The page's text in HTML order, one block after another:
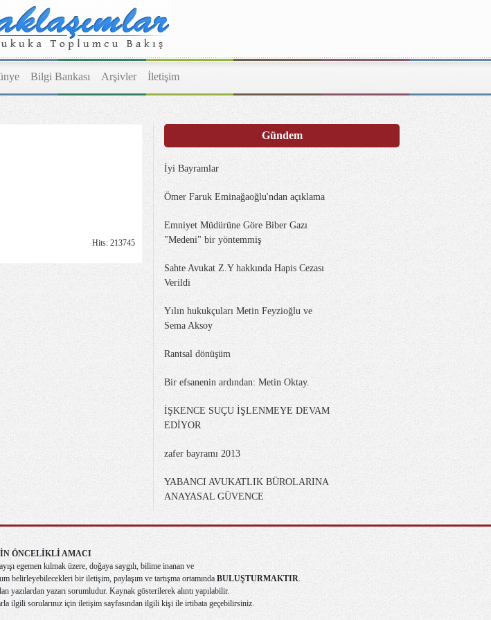
Bilgi Bankası Arşivler İletişim
Hits: 213745
Gündem
İyi Bayramlar
Ömer Faruk Eminağaoğlu'ndan açıklama
Emniyet Müdürüne Göre Biber Gazı
"Medeni" bir yöntemmiş
Sahte Avukat Z.Y hakkında Hapis Cezası
Verildi
Yılın hukukçuları Metin Feyzioğlu ve
Sema Aksoy
Rantsal dönüşüm
Bir efsanenin ardından: Metin Oktay.
İŞKENCE SUÇU İŞLENMEYE DEVAM
EDİYOR
zafer bayramı 2013
YABANCI AVUKATLIK BÜROLARINA
ANAYASAL GÜVENCE
ÖNCELİKLİ AMACI
egemen kılmak üzere, doğaya saygılı, bilime inanan ve
belirleyebilecekleri bir iletişim, paylaşım ve tartışma ortamında BULUŞTURMAKTIR.
yazılardan yazarı sorumludur. Kaynak gösterilerek alıntı yapılabilir.
ilgili sorularınız için iletişim sayfasından ilgili kişi ile irtibata geçebilirsiniz.